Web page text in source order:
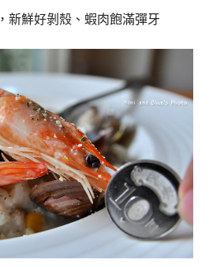
新鮮好剝殼、蝦肉飽滿彈牙